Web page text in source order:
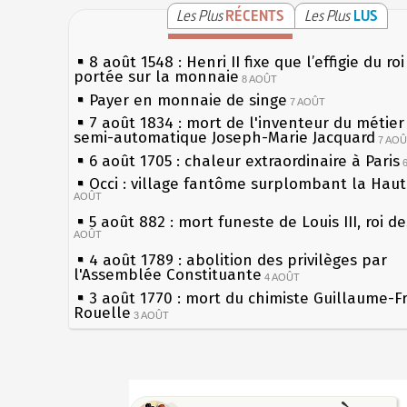
Les PlusRÉCENTS Les Plus LUS
8 août 1548 : Henri II fixe que l’effigie du
portée sur la monnaie 8 AOÛT
Payer en monnaie de singe 7 AOÛT
7 août 1834 : mort de l'inventeur du
semi-automatique Joseph-Marie Jacquard 7
6 août 1705 : chaleur extraordinaire à Paris
Occi : village fantôme surplombant la
AOÛT
5 août 882 : mort funeste de Louis III, roi
AOÛT
4 août 1789 : abolition des privilèges par
l'Assemblée Constituante 4 AOÛT
3 août 1770 : mort du chimiste Guillaume-
Rouelle 3 AOÛT
Musée Jean de La Fontaine : réouverture
les siècles